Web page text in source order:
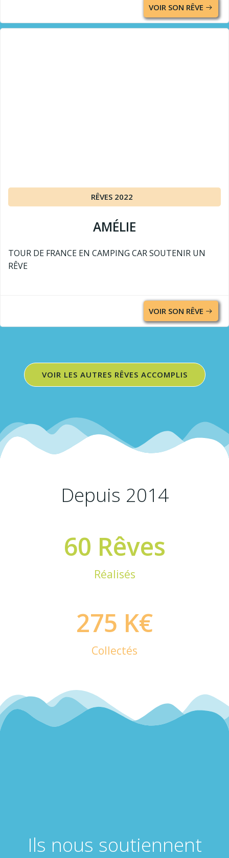
VOIR SON RÊVE
RÊVES 2022
AMÉLIE
TOUR DE FRANCE EN CAMPING CAR SOUTENIR UN
RÊVE
VOIR SON RÊVE
VOIR LES AUTRES RÊVES ACCOMPLIS
Depuis 2014
60 Rêves
Réalisés
275 K€
Collectés
Ils nous soutiennent